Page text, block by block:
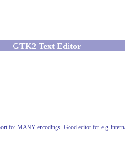
GTK2 Text Editor
for MANY encodings. Good editor for e.g.